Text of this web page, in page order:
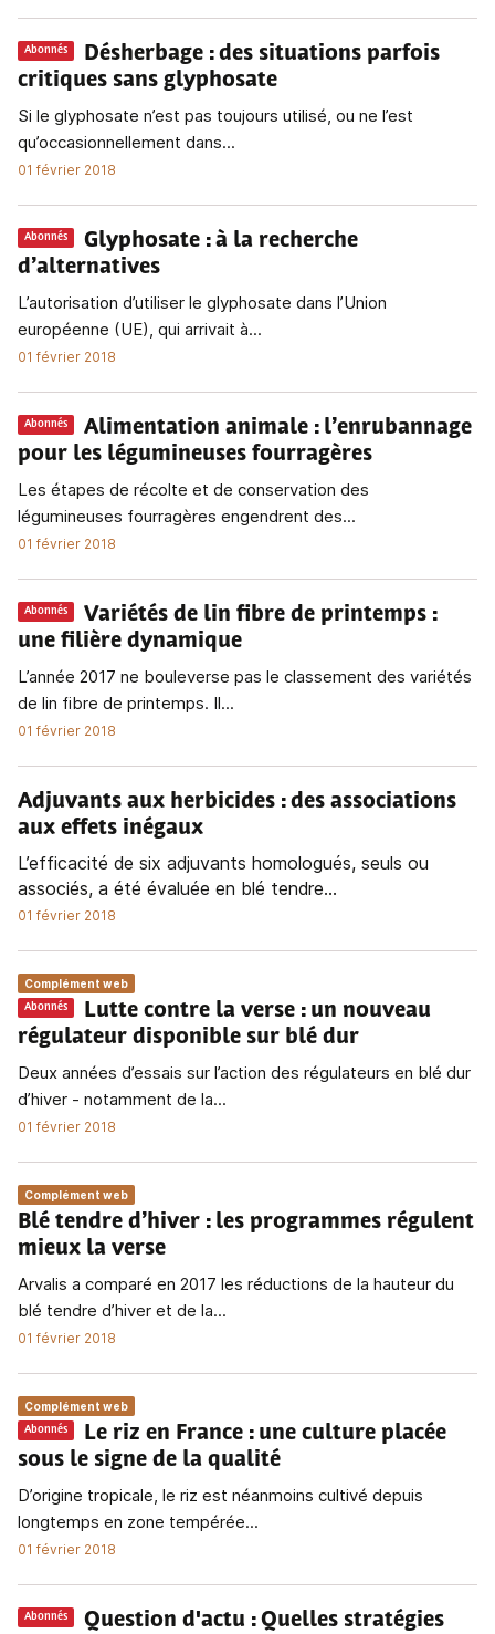
Abonnés Désherbage : des situations parfois
critiques sans glyphosate
Si le glyphosate n’est pas toujours utilisé, ou ne l’est
qu’occasionnellement dans...
01 février 2018
Abonnés Glyphosate : à la recherche
d’alternatives
L’autorisation d’utiliser le glyphosate dans l’Union
européenne (UE), qui arrivait à...
01 février 2018
Abonnés Alimentation animale : l’enrubannage
pour les légumineuses fourragères
Les étapes de récolte et de conservation des
légumineuses fourragères engendrent des...
01 février 2018
Abonnés Variétés de lin fibre de printemps :
une filière dynamique
L’année 2017 ne bouleverse pas le classement des variétés
de lin fibre de printemps. Il...
01 février 2018
Adjuvants aux herbicides : des associations
aux effets inégaux
L’efficacité de six adjuvants homologués, seuls ou
associés, a été évaluée en blé tendre...
01 février 2018
Complément web
Abonnés Lutte contre la verse : un nouveau
régulateur disponible sur blé dur
Deux années d’essais sur l’action des régulateurs en blé dur
d’hiver - notamment de la...
01 février 2018
Complément web
Blé tendre d’hiver : les programmes régulent
mieux la verse
Arvalis a comparé en 2017 les réductions de la hauteur du
blé tendre d’hiver et de la...
01 février 2018
Complément web
Abonnés Le riz en France : une culture placée
sous le signe de la qualité
D’origine tropicale, le riz est néanmoins cultivé depuis
longtemps en zone tempérée...
01 février 2018
Abonnés Question d'actu : Quelles stratégies